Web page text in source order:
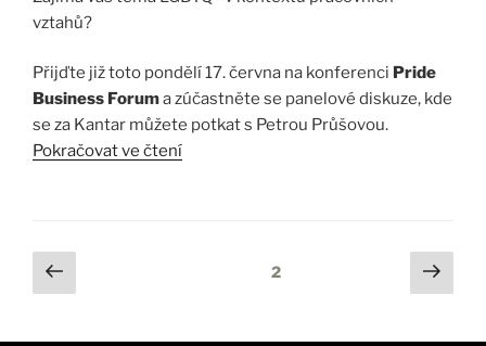
vnímají ji jako neoddělitelnou součást svého
Na druhé straně, běžní lidé jsou…
vztahů?
Přijďte již toto pondělí 17. června na konferenci Pride
Business Foruma zúčastněte se panelové diskuze, kde
se za Kantar můžete potkat s Petrou Průšovou.
z oblasti diverzity a současně na to, jak zajistit inkluzivní
pracoviště pro všechny zaměstnance a
Pokračovat ve čtení
2